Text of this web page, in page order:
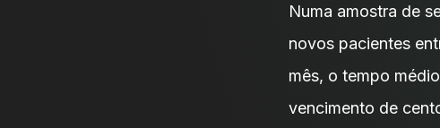
Numa amostra de
novos pacientes
mês, o tempo
vencimento de